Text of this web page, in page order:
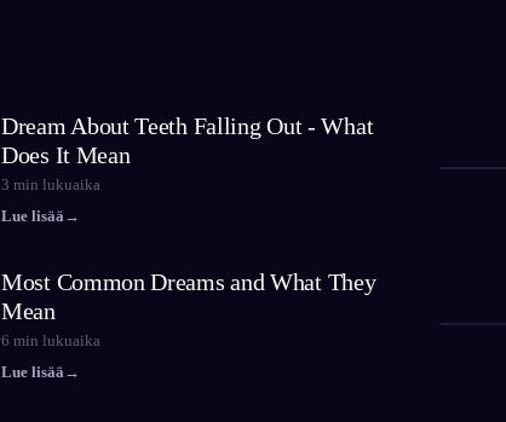
Dream About Teeth Falling Out - What
Does It Mean
3 min lukuaika
Lue lisää →
Most Common Dreams and What They
Mean
6 min lukuaika
Lue lisää →